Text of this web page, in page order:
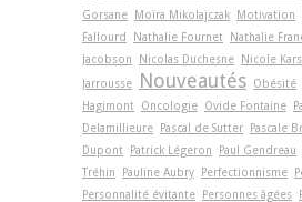
Gorsane Moïra Mikolajczak Motivation
Fallourd
Nathalie Fournet Nathalie
Jacobson
Nicolas Duchesne Nicole
Jarrousse
Nouveautés Obésité
Hagimont Oncologie Ovide Fontaine
Delamillieure Pascal de Sutter Pascale
Dupont Patrick Légeron Paul Gendreau
Tréhin
Pauline Aubry Perfectionnisme
Personnalité évitante Personnes âgées